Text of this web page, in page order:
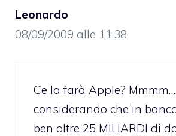
Leonardo
08/09/2009 alle 11:38
Ce la farà Apple? Mmmm….
considerando che in
ben oltre 25 MILIARDI di